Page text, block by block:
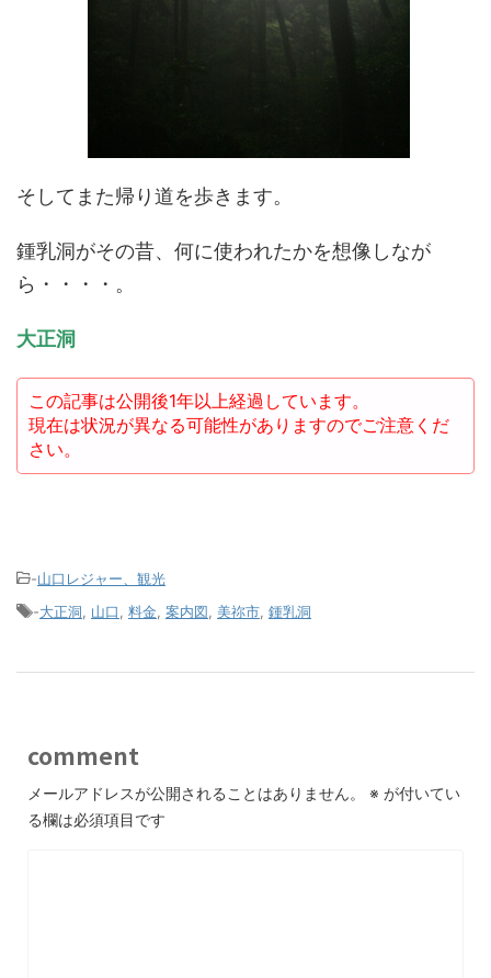
そしてまた帰り道を歩きます。
鍾乳洞がその昔、何に使われたかを想像しなが
ら・・・・。
大正洞
この記事は公開後1年以上経過しています。
現在は状況が異なる可能性がありますのでご注意くだ
さい。
-山口レジャー、観光
-大正洞 山口 料金 案内図 美祢市 鍾乳洞
comment
メールアドレスが公開されることはありません。 ※ が付いてい
る欄は必須項目です